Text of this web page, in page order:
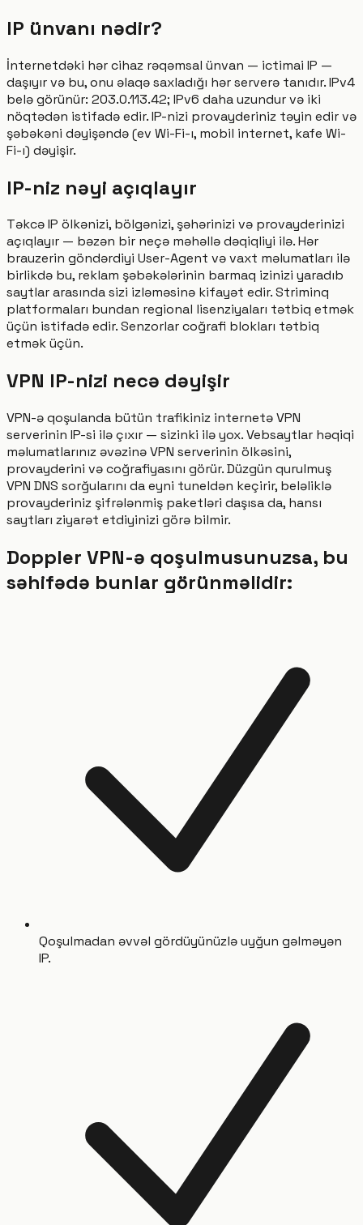
IP ünvanı nədir?
İnternetdəki hər cihaz rəqəmsal ünvan — ictimai IP —
daşıyır və bu, onu əlaqə saxladığı hər serverə tanıdır. IPv4
belə görünür: 203.0.113.42; IPv6 daha uzundur və iki
nöqtədən istifadə edir. IP-nizi provayderiniz təyin edir və
şəbəkəni dəyişəndə (ev Wi-Fi-ı, mobil internet, kafe Wi-
Fi-ı) dəyişir.
IP-niz nəyi açıqlayır
Təkcə IP ölkənizi, bölgənizi, şəhərinizi və provayderinizi
açıqlayır — bəzən bir neçə məhəllə dəqiqliyi ilə. Hər
brauzerin göndərdiyi User-Agent və vaxt məlumatları ilə
birlikdə bu, reklam şəbəkələrinin barmaq izinizi yaradıb
saytlar arasında sizi izləməsinə kifayət edir. Striminq
platformaları bundan regional lisenziyaları tətbiq etmək
üçün istifadə edir. Senzorlar coğrafi blokları tətbiq
etmək üçün.
VPN IP-nizi necə dəyişir
VPN-ə qoşulanda bütün trafikiniz internetə VPN
serverinin IP-si ilə çıxır — sizinki ilə yox. Vebsaytlar həqiqi
məlumatlarınız əvəzinə VPN serverinin ölkəsini,
provayderini və coğrafiyasını görür. Düzgün qurulmuş
VPN DNS sorğularını da eyni tuneldən keçirir, beləliklə
provayderiniz şifrələnmiş paketləri daşısa da, hansı
saytları ziyarət etdiyinizi görə bilmir.
Doppler VPN-ə qoşulmusunuzsa, bu
səhifədə bunlar görünməlidir:
Qoşulmadan əvvəl gördüyünüzlə uyğun gəlməyən
IP.